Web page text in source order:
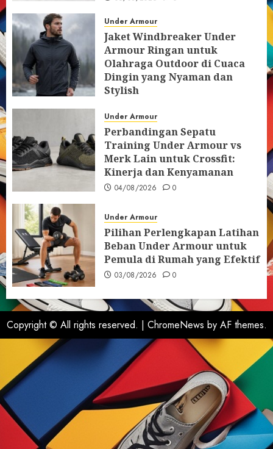
Under Armour
Jaket Windbreaker Under
Armour Ringan untuk
Olahraga Outdoor di Cuaca
Dingin yang Nyaman dan
Stylish
Under Armour
Perbandingan Sepatu
Training Under Armour vs
Merk Lain untuk Crossfit:
Kinerja dan Kenyamanan
04/08/2026 0
Under Armour
Pilihan Perlengkapan Latihan
Beban Under Armour untuk
Pemula di Rumah yang Efektif
03/08/2026 0
Copyright © All rights reserved. | ChromeNews by AF themes.